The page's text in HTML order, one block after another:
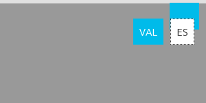
VAL ES